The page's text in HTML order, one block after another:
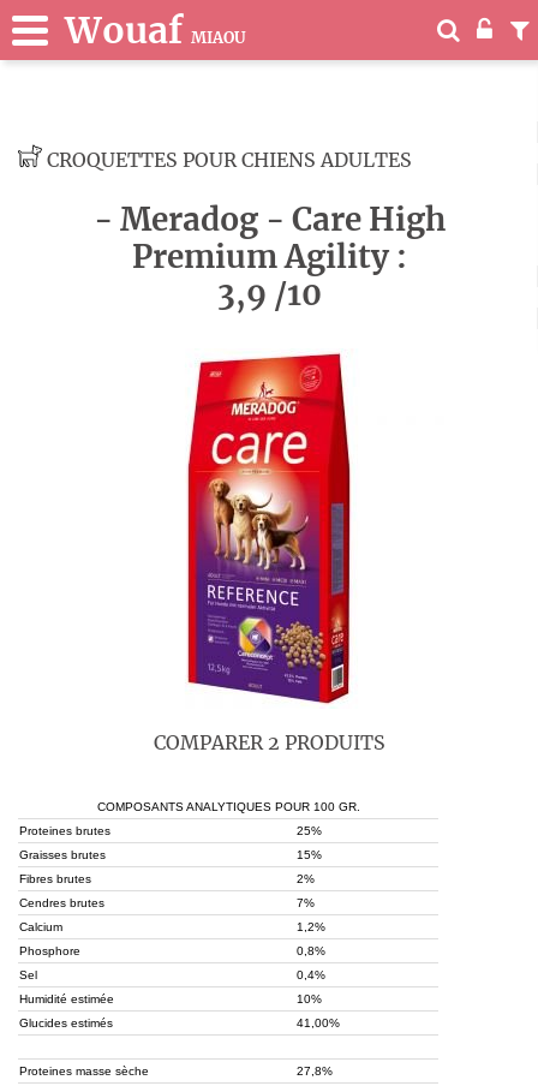
Wouaf MIAOU
CROQUETTES POUR CHIENS ADULTES
- Meradog - Care High
Premium Agility :
3,9 /10
COMPARER 2 PRODUITS
COMPOSANTS ANALYTIQUES POUR 100 GR.
Proteines brutes
25%
Graisses brutes
15%
Fibres brutes
2%
Cendres brutes
7%
Calcium
1,2%
Phosphore
0,8%
Sel
0,4%
Humidité estimée
10%
Glucides estimés
41,00%
Proteines masse sèche
27,8%